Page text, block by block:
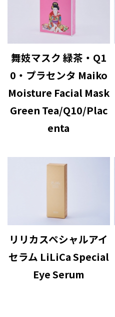
舞妓マスク 緑茶・Q1
0・プラセンタ Maiko
Moisture Facial Mask
Green Tea/Q10/Plac
enta
リリカスペシャルアイ
セラム LiLiCa Special
Eye Serum